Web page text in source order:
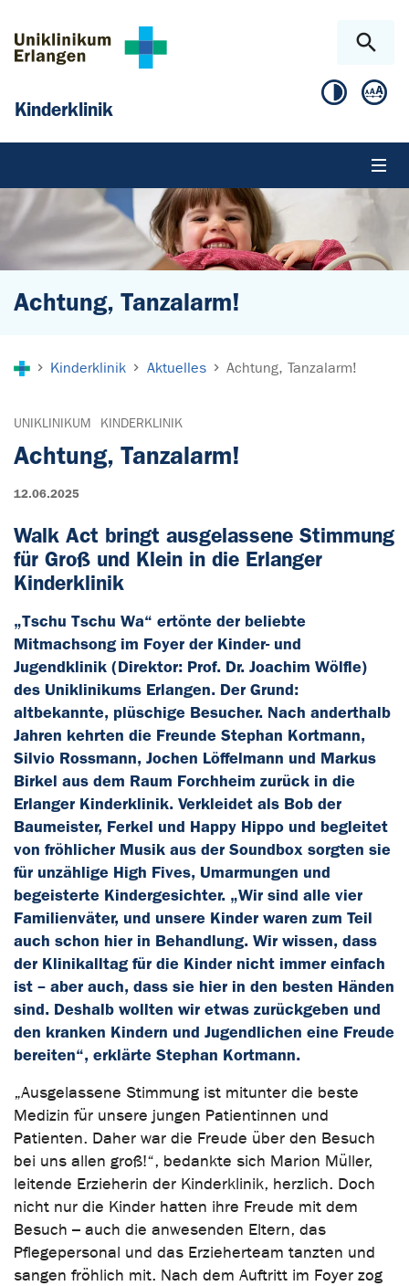
Kinderklinik
Achtung, Tanzalarm!
Kinderklinik Aktuelles Achtung, Tanzalarm!
UNIKLINIKUM KINDERKLINIK
Achtung, Tanzalarm!
12.06.2025
Walk Act bringt ausgelassene Stimmung
für Groß und Klein in die Erlanger
Kinderklinik
„Tschu Tschu Wa“ ertönte der beliebte
Mitmachsong im Foyer der Kinder- und
Jugendklinik (Direktor: Prof. Dr. Joachim Wölfle)
des Uniklinikums Erlangen. Der Grund:
altbekannte, plüschige Besucher. Nach anderthalb
Jahren kehrten die Freunde Stephan Kortmann,
Silvio Rossmann, Jochen Löffelmann und Markus
Birkel aus dem Raum Forchheim zurück in die
Erlanger Kinderklinik. Verkleidet als Bob der
Baumeister, Ferkel und Happy Hippo und begleitet
von fröhlicher Musik aus der Soundbox sorgten sie
für unzählige High Fives, Umarmungen und
begeisterte Kindergesichter. „Wir sind alle vier
Familienväter, und unsere Kinder waren zum Teil
auch schon hier in Behandlung. Wir wissen, dass
der Klinikalltag für die Kinder nicht immer einfach
ist – aber auch, dass sie hier in den besten Händen
sind. Deshalb wollten wir etwas zurückgeben und
den kranken Kindern und Jugendlichen eine Freude
bereiten“, erklärte Stephan Kortmann.
„Ausgelassene Stimmung ist mitunter die beste
Medizin für unsere jungen Patientinnen und
Patienten. Daher war die Freude über den Besuch
bei uns allen groß!“, bedankte sich Marion Müller,
leitende Erzieherin der Kinderklinik, herzlich. Doch
nicht nur die Kinder hatten ihre Freude mit dem
Besuch – auch die anwesenden Eltern, das
Pflegepersonal und das Erzieherteam tanzten und
sangen fröhlich mit. Nach dem Auftritt im Foyer zog